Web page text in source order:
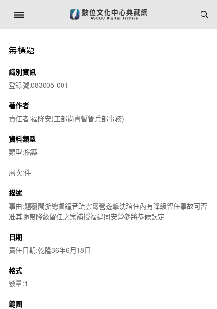
無標題
識別資訊
登錄號:083005-001
著作者
責任者:福隆安(工部尚書暫管兵部事務)
資料類型
類型:檔案
層次:件
描述
事由:題覆閩浙總督鐘音疏雲霄營遊擊沈琯任內有降級留任事故可否
准其隨帶降級留任之案補授福建同安營參將恭候欽定
日期
責任日期:乾隆36年6月18日
格式
數量:1
範圍